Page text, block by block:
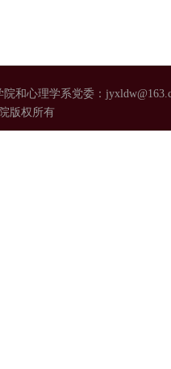
和心理学系党委：
版权所有